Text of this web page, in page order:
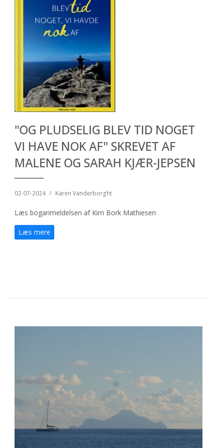
"OG PLUDSELIG BLEV TID NOGET
VI HAVE NOK AF" SKREVET AF
MALENE OG SARAH KJÆR-JEPSEN
02-07-2024 / Karen Vanderborght
Læs boganmeldelsen af Kim Bork Mathiesen
Læs mere